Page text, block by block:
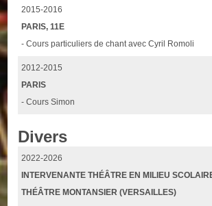
2015-2016
PARIS, 11E
- Cours particuliers de chant avec Cyril Romoli
2012-2015
PARIS
- Cours Simon
Divers
2022-2026
INTERVENANTE THÉÂTRE EN MILIEU
THÉÂTRE MONTANSIER (VERSAILLES)